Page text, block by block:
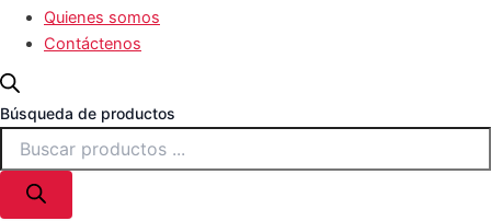
Quienes somos
Contáctenos
Búsqueda de productos